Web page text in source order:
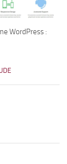
WordPress :